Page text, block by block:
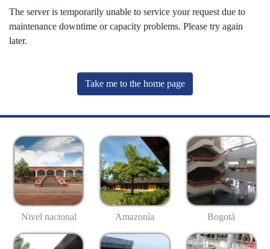
The server is temporarily unable to service your request due to
maintenance downtime or capacity problems. Please try again
later.
Take me to the home page
Nivel nacional Amazonía Bogotá